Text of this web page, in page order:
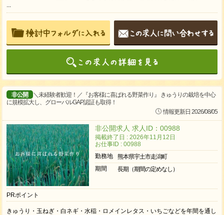
...
非公開
＼未経験者歓迎！／『お客様に喜ばれる野菜作り』 きゅうりの栽培を中心
に規模拡大し、グローバルGAP認証も取得！
情報更新日 2026/08/05
非公開求人 求人ID：00988
掲載終了日 : 2026年11月12日
お仕事ID : 00988
勤務地
熊本県宇土市走潟町
期間
長期（期間の定めなし）
PRポイント
きゅうり・玉ねぎ・白ネギ・水稲・ロメインレタス・いちごなどを年間を通し